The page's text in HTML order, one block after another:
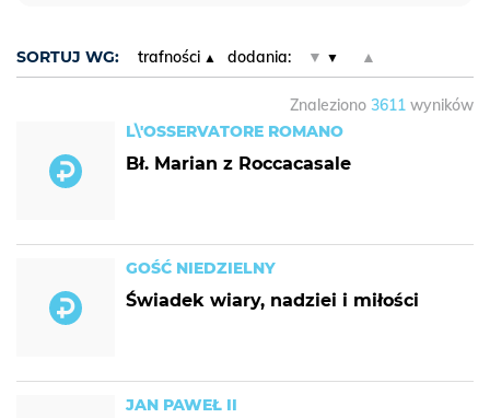
SORTUJ WG: trafności dodania: ▼ ▲
Znaleziono 3611 wyników
L\'OSSERVATORE ROMANO
Bł. Marian z Roccacasale
GOŚĆ NIEDZIELNY
Świadek wiary, nadziei i miłości
JAN PAWEŁ II